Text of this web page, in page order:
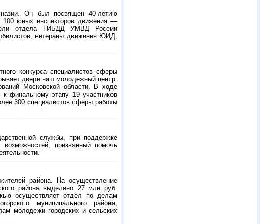
Он был посвящен 40-летию
100 юных инспекторов движения —
отдела ГИБДД УМВД России
ветераны движения ЮИД,
конкурса специалистов сферы
двери наш молодежный центр.
Московской области. В ходе
финальному этапу 19 участников
300 специалистов сферы работы
службы, при поддержке
призванный помочь
района. На осуществление
района выделено 27 млн руб.
осуществляет отдел по делам
муниципального района,
молодежи городских и сельских